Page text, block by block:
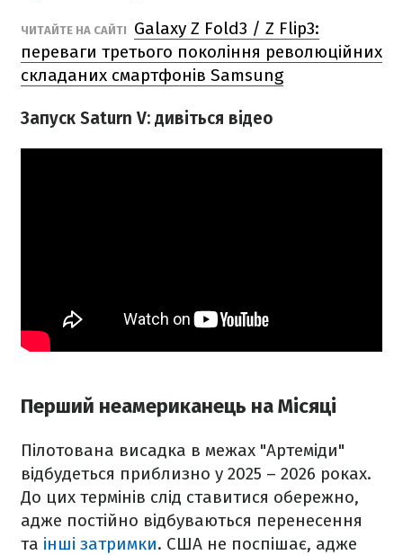
ЧИТАЙТЕ НА САЙТІ
Galaxy Z Fold3 / Z Flip3:
переваги третього покоління революційних
складаних смартфонів Samsung
Запуск Saturn V: дивіться відео
Перший неамериканець на Місяці
Пілотована висадка в межах "Артеміди"
відбудеться приблизно у 2025 – 2026 роках.
До цих термінів слід ставитися обережно,
адже постійно відбуваються перенесення
та інші затримки. США не поспішає, адже